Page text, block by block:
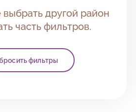
другой район
часть фильтров.
фильтры